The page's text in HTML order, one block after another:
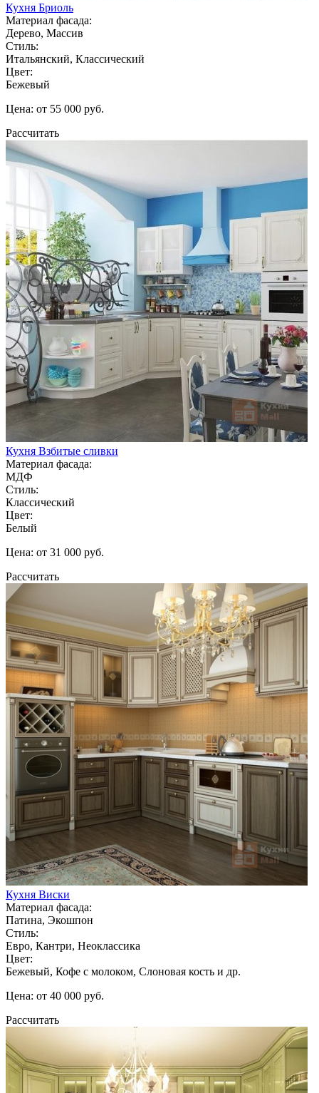
Кухня Бриоль
Материал фасада:
Дерево, Массив
Стиль:
Итальянский, Классический
Цвет:
Бежевый
Цена: от 55 000 руб.
Рассчитать
Кухня Взбитые сливки
Материал фасада:
МДФ
Стиль:
Классический
Цвет:
Белый
Цена: от 31 000 руб.
Рассчитать
Кухня Виски
Материал фасада:
Патина, Экошпон
Стиль:
Евро, Кантри, Неоклассика
Цвет:
Бежевый, Кофе с молоком, Слоновая кость и др.
Цена: от 40 000 руб.
Рассчитать